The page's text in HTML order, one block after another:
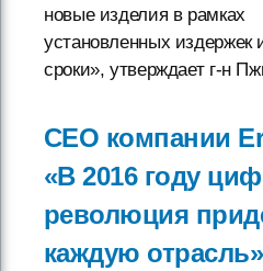
новые изделия в рамках
установленных издержек
сроки», утверждает г-н
CEO компании
«В 2016 году
революция
каждую отрасль»